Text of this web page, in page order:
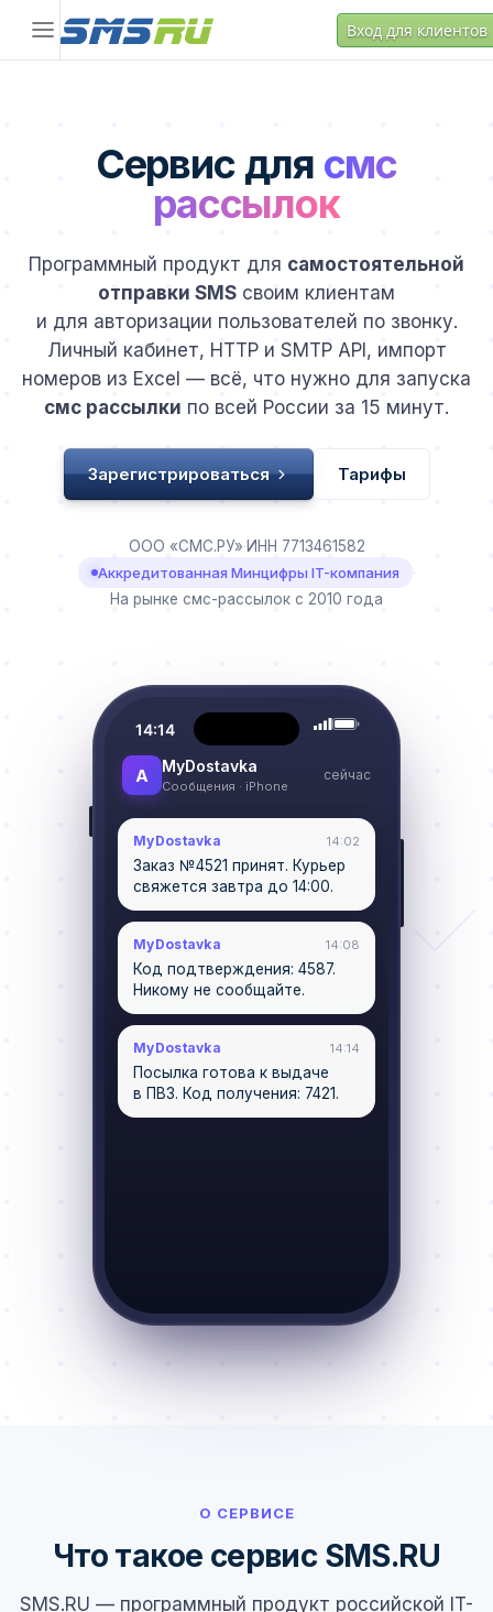
Вход для клиентов
Сервис для смс
рассылок
Программный продукт для самостоятельной
отправки SMS своим клиентам
и для авторизации пользователей по звонку.
Личный кабинет, HTTP и SMTP API, импорт
номеров из Excel — всё, что нужно для запуска
смс рассылки по всей России за 15 минут.
Зарегистрироваться Тарифы
ООО «СМС.РУ»·ИНН 7713461582
Аккредитованная Минцифры IT-компания
·
На рынке смс-рассылок с 2010 года
14:14
A MyDostavka
Сообщения · iPhone
сейчас
MyDostavka 14:02
Заказ №4521 принят. Курьер
свяжется завтра до 14:00.
MyDostavka 14:08
Код подтверждения: 4587.
Никому не сообщайте.
MyDostavka 14:14
Посылка готова к выдаче
в ПВЗ. Код получения: 7421.
О СЕРВИСЕ
Что такое сервис SMS.RU
SMS.RU — программный продукт российской IT-